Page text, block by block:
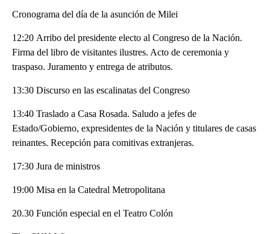
Cronograma del día de la asunción de Milei
12:20 Arribo del presidente electo al Congreso de la Nación.
Firma del libro de visitantes ilustres. Acto de ceremonia y
traspaso. Juramento y entrega de atributos.
13:30 Discurso en las escalinatas del Congreso
13:40 Traslado a Casa Rosada. Saludo a jefes de
Estado/Gobierno, expresidentes de la Nación y titulares de casas
reinantes. Recepción para comitivas extranjeras.
17:30 Jura de ministros
19:00 Misa en la Catedral Metropolitana
20.30 Función especial en el Teatro Colón